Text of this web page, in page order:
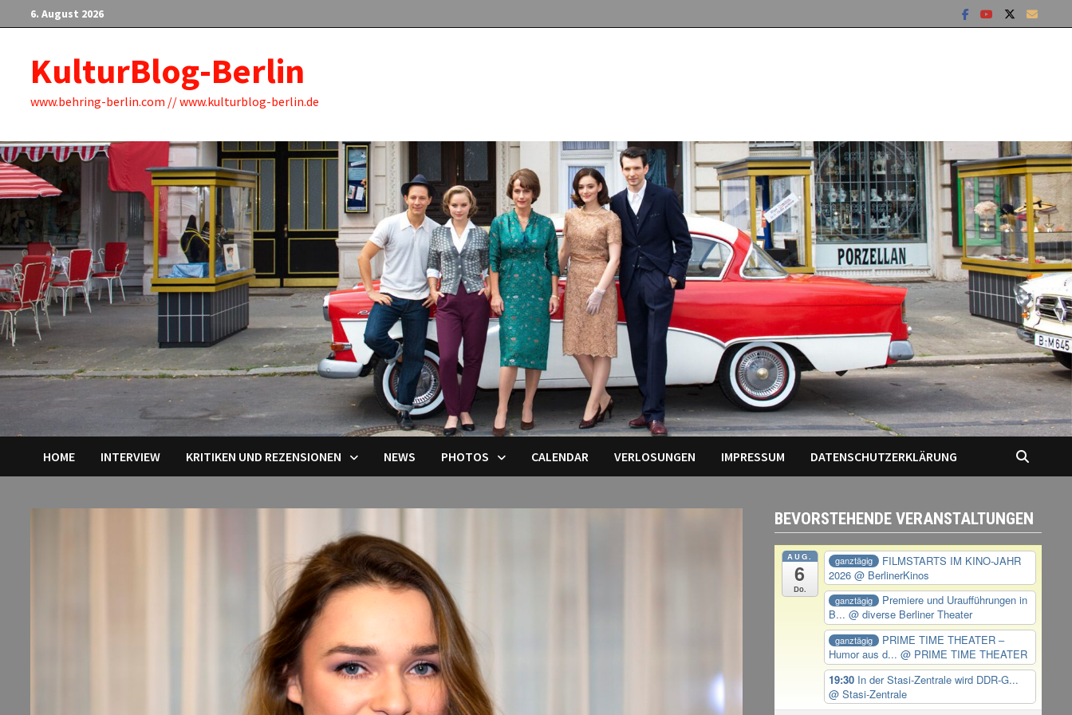
Inhalt
6. August 2026
KulturBlog-Berlin
www.behring-berlin.com // www.kulturblog-berlin.de
HOME INTERVIEW KRITIKEN UND REZENSIONEN NEWS PHOTOS CALENDAR VERLOSUNGEN IMPRESSUM DATENSCHUTZERKLÄRUNG
BEVORSTEHENDE VERANSTALTUNGEN
AUG.
6
Do.
ganztägig
FILMSTARTS IM KINO-JAHR
2026@ BerlinerKinos
ganztägig
Premiere und Uraufführungen in
B...@ diverse Berliner Theater
ganztägig
PRIME TIME THEATER –
Humor aus d...@ PRIME TIME THEATER
19:30 In der Stasi-Zentrale wird DDR-G...
@ Stasi-Zentrale